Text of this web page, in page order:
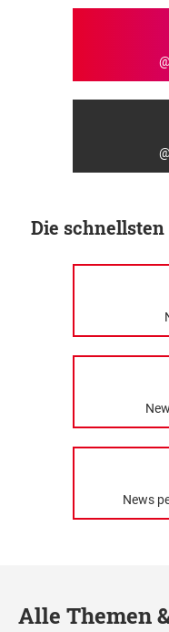
Die
News
Alle Themen